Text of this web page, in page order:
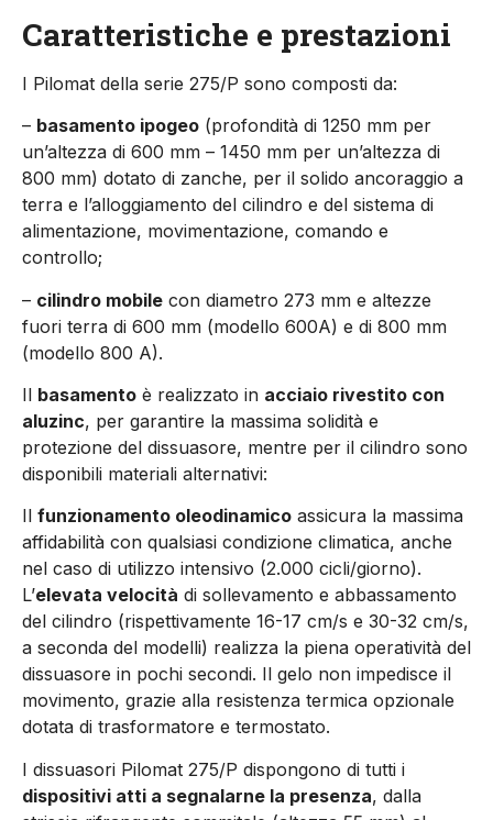
Caratteristiche e prestazioni
I Pilomat della serie 275/P sono composti da:
– basamento ipogeo (profondità di 1250 mm per
un’altezza di 600 mm – 1450 mm per un’altezza di
800 mm) dotato di zanche, per il solido ancoraggio a
terra e l’alloggiamento del cilindro e del sistema di
alimentazione, movimentazione, comando e
controllo;
– cilindro mobile con diametro 273 mm e altezze
fuori terra di 600 mm (modello 600A) e di 800 mm
(modello 800 A).
Il basamento è realizzato in acciaio rivestito con
aluzinc, per garantire la massima solidità e
protezione del dissuasore, mentre per il cilindro sono
disponibili materiali alternativi:
Il funzionamento oleodinamico assicura la massima
affidabilità con qualsiasi condizione climatica, anche
nel caso di utilizzo intensivo (2.000 cicli/giorno).
L’elevata velocità di sollevamento e abbassamento
del cilindro (rispettivamente 16-17 cm/s e 30-32 cm/s,
a seconda del modelli) realizza la piena operatività del
dissuasore in pochi secondi. Il gelo non impedisce il
movimento, grazie alla resistenza termica opzionale
dotata di trasformatore e termostato.
I dissuasori Pilomat 275/P dispongono di tutti i
dispositivi atti a segnalarne la presenza, dalla